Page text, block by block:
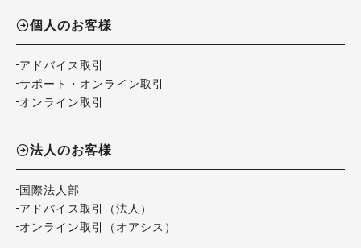
個人のお客様
アドバイス取引
サポート・オンライン取引
オンライン取引
法人のお客様
国際法人部
アドバイス取引（法人）
オンライン取引（オアシス）